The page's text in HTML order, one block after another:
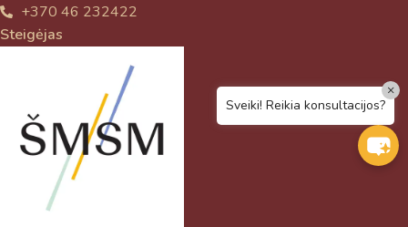
+370 46 232422
Steigėjas
Sveiki! Reikia konsultacijos?
×